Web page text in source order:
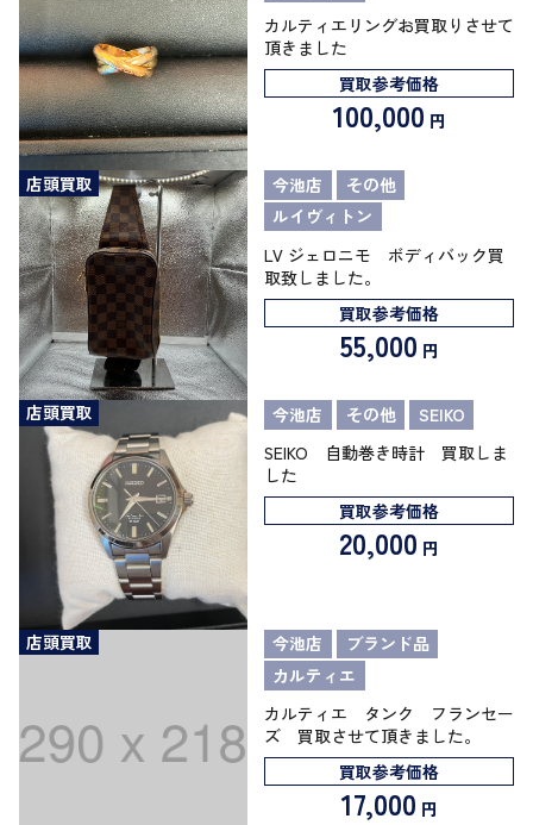
カルティエリングお買取りさせて
頂きました
買取参考価格
100,000 円
店頭買取 今池店
その他
ルイヴィトン
LV ジェロニモ ボディバック買
取致しました。
買取参考価格
55,000 円
店頭買取 今池店 その他
SEIKO
SEIKO 自動巻き時計 買取しま
した
買取参考価格
20,000 円
店頭買取 今池店
ブランド品
カルティエ
カルティエ タンク フランセー
ズ 買取させて頂きました。
買取参考価格
17,000 円